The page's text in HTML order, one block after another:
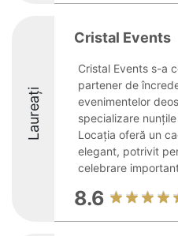
Laureați
Cristal Events
Cristal Events s-a
partener de
evenimentelor
specializare
Locația oferă un
elegant, potrivit
celebrare
8.6